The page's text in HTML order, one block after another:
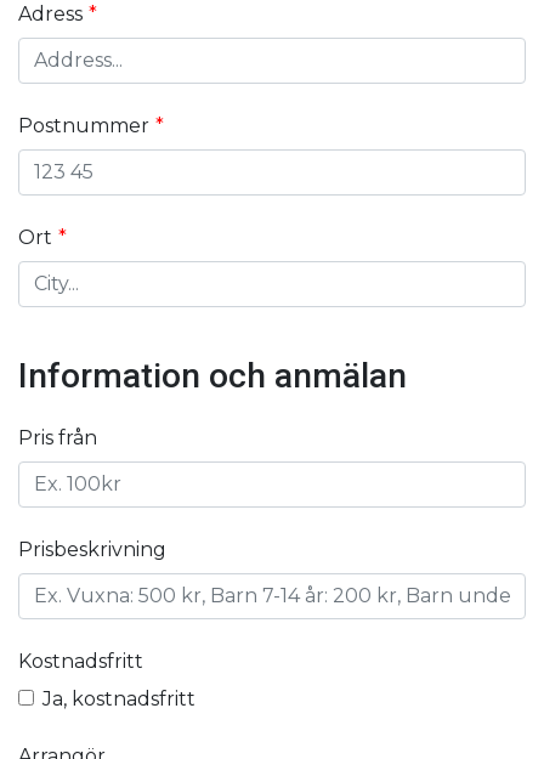
Adress
Postnummer
Ort
Information och anmälan
Pris från
Prisbeskrivning
Kostnadsfritt
Ja, kostnadsfritt